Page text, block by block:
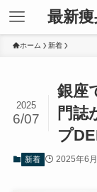
最新
ホーム 新着
銀座
門誌
プ
2025
6/07
新着 2025年6